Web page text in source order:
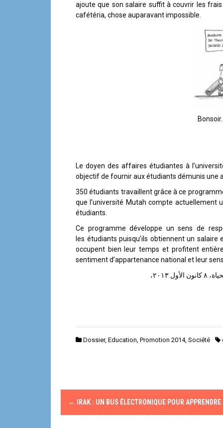
ajoute que son salaire suffit à couvrir les
cafétéria, chose auparavant impossible.
Le doyen des affaires étudiantes à
objectif de fournir aux étudiants démunis une
350 étudiants travaillent grâce à ce
que l’université Mutah compte actuellement
étudiants.
Ce programme développe un sens de
les étudiants puisqu’ils obtiennent un
occupent bien leur temps et profitent
sentiment d’appartenance national et leur
Dossier, Education, Promotion 2014, Société
N
a
← IRAK : UN BUS ÉLECTRONIQUE POUR APPRENDRE